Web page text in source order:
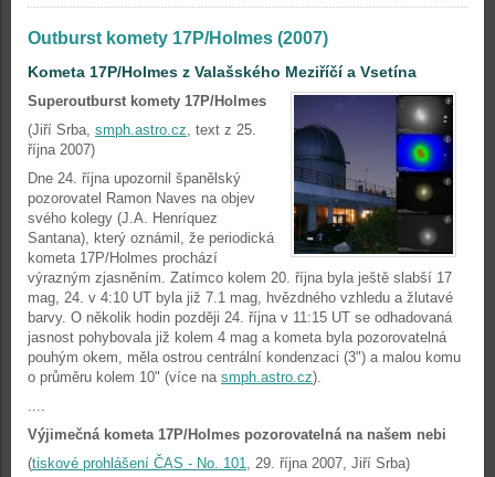
Outburst komety 17P/Holmes (2007)
Kometa 17P/Holmes z Valašského Meziříčí a Vsetína
Superoutburst komety 17P/Holmes
(Jiří Srba, smph.astro.cz, text z 25.
října 2007)
Dne 24. října upozornil španělský
pozorovatel Ramon Naves na objev
svého kolegy (J.A. Henríquez
Santana), který oznámil, že periodická
kometa 17P/Holmes prochází
výrazným zjasněním. Zatímco kolem 20. října byla ještě slabší 17
mag, 24. v 4:10 UT byla již 7.1 mag, hvězdného vzhledu a žlutavé
barvy. O několik hodin později 24. října v 11:15 UT se odhadovaná
jasnost pohybovala již kolem 4 mag a kometa byla pozorovatelná
pouhým okem, měla ostrou centrální kondenzaci (3") a malou komu
o průměru kolem 10" (více na smph.astro.cz).
....
Výjimečná kometa 17P/Holmes pozorovatelná na našem nebi
(tiskové prohlášení ČAS - No. 101, 29. října 2007, Jiří Srba)